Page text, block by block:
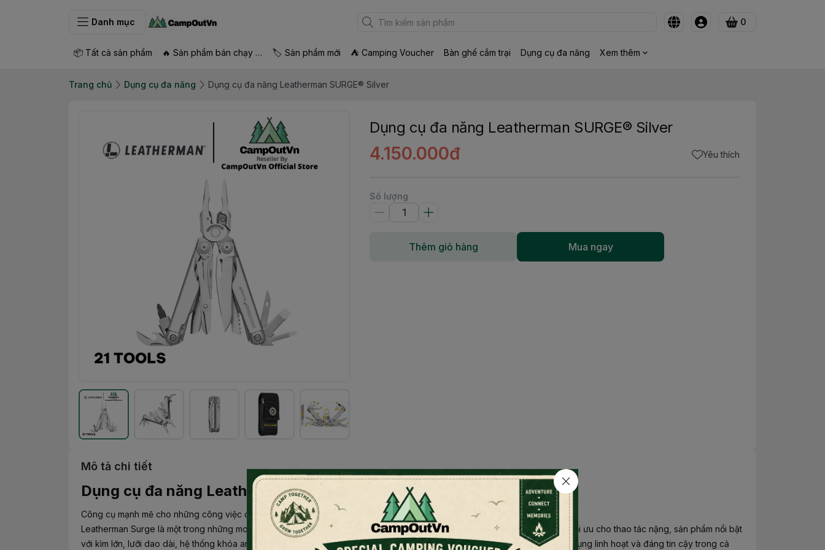
Danh mục 0
📦 Tất cả sản phẩm 🔥 Sản phẩm bán chạy nhất 🏷 Sản phẩm mới ⛺ Camping Voucher Bàn ghế cắm trại Dụng cụ đa năng Xem thêm
Trang chủ Dụng cụ đa năng Dụng cụ đa năng Leatherman SURGE® Silver
Dụng cụ đa năng Leatherman SURGE® Silver
4.150.000đ Yêu thích
Số lượng
Thêm giỏ hàng Mua ngay
Mô tả chi tiết
Dụng cụ đa năng Leatherman SURGE®
Công cụ mạnh mẽ cho những công việc đòi hỏi sự bền bỉ và linh hoạt.
Leatherman Surge là một trong những model lớn nhất và mạnh mẽ nhất trong dòng sản phẩm của Leatherman. Với thiết kế tối ưu cho thao tác nặng, sản phẩm nổi bật
với kìm lớn, lưỡi dao dài, hệ thống khóa an toàn và khả năng thay thế linh kiện tiện lợi – tất cả đều mang đến trải nghiệm sử dụng linh hoạt và đáng tin cậy trong cả